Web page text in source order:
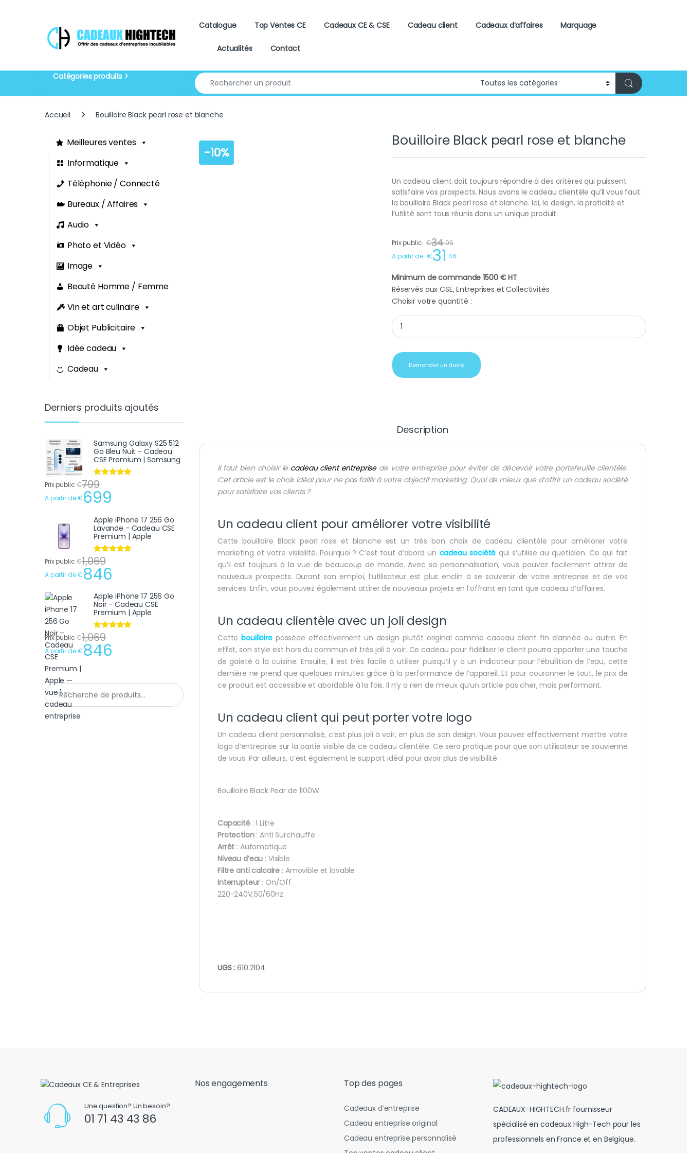
Catalogue
Top Ventes CE Cadeaux CE & CSE Cadeau client Cadeaux d’affaires Marquage
Actualités Contact
Search for:
Accueil Bouilloire Black pearl rose et blanche
-10%
Bouilloire Black pearl rose et blanche
Un cadeau client doit toujours répondre à des critères qui puissent
satisfaire vos prospects. Nous avons le cadeau clientèle qu’il vous faut :
la bouilloire Black pearl rose et blanche. Ici, le design, la praticité et
l’utilité sont tous réunis dans un unique produit.
Prix public €34.96
A partir de €31 .46
Minimum de commande 1500 € HT
Réservés aux CSE, Entreprises et Collectivités
Choisir votre quantité :
Bouilloire Black pearl rose et blanche quantity
Demander un devis
Description
Il faut bien choisir le cadeau client entreprisede votre entreprise pour éviter de décevoir votre portefeuille clientèle.
Cet article est le choix idéal pour ne pas faillir à votre objectif marketing. Quoi de mieux que d’offrir un cadeau société
pour satisfaire vos clients ?
Un cadeau client pour améliorer votre visibilité
Cette bouilloire Black pearl rose et blanche est un très bon choix de cadeau clientèle pour améliorer votre
marketing et votre visibilité. Pourquoi ? C’est tout d’abord un cadeau société qui s’utilise au quotidien. Ce qui fait
qu’il est toujours à la vue de beaucoup de monde. Avec sa personnalisation, vous pouvez facilement attirer de
nouveaux prospects. Durant son emploi, l’utilisateur est plus enclin à se souvenir de votre entreprise et de vos
services. Enfin, vous pouvez également attirer de nouveaux projets en l’offrant en tant que cadeau d’affaires.
Un cadeau clientèle avec un joli design
Cettebouilloire possède effectivement un design plutôt original comme cadeau client fin d’année ou autre. En
effet, son style est hors du commun et très joli à voir. Ce cadeau pour fidéliser le client pourra apporter une touche
de gaieté à la cuisine. Ensuite, il est très facile à utiliser puisqu’il y a un indicateur pour l’ébullition de l’eau, cette
dernière ne prend que quelques minutes grâce à la performance de l’appareil. Et pour couronner le tout, le prix de
ce produit est accessible et abordable à la fois. Il n’y a rien de mieux qu’un article pas cher, mais performant.
Un cadeau client qui peut porter votre logo
Un cadeau client personnalisé, c’est plus joli à voir, en plus de son design. Vous pouvez effectivement mettre votre
logo d’entreprise sur la partie visible de ce cadeau clientèle. Ce sera pratique pour que son utilisateur se souvienne
de vous. Par ailleurs, c’est également le support idéal pour avoir plus de visibilité.
Bouilloire Black Pear de 1100W
Capacité: 1 Litre
Protection: Anti Surchauffe
Arrêt : Automatique
Niveau d’eau : Visible
Filtre anti calcaire : Amovible et lavable
Interrupteur : On/Off
220-240V,50/60Hz
UGS :610.2104
Meilleures ventes
Informatique
Téléphonie / Connecté
Bureaux / Affaires
Audio
Photo et Vidéo
Image
Beauté Homme / Femme
Vin et art culinaire
Objet Publicitaire
Idée cadeau
Cadeau
Derniers produits ajoutés
Samsung Galaxy S25 512
Go Bleu Nuit - Cadeau
CSE Premium | Samsung
Note
sur 5
Prix public €799
A partir de €699
Apple iPhone 17 256 Go
Lavande - Cadeau CSE
Premium | Apple
Note
sur 5
Prix public €1,069
A partir de €846
Apple iPhone 17 256 Go
Noir - Cadeau CSE
Premium | Apple
Note
sur 5
Prix public €1,069
A partir de €846
Recherche pour :
Une question? Un besoin?
01 71 43 43 86
Nos engagements Top des pages
Cadeaux d’entreprise
Cadeau entreprise original
Cadeau entreprise personnalisé
CADEAUX-HIGHTECH.fr fournisseur
spécialisé en cadeaux High-Tech pour les
professionnels en France et en Belgique.